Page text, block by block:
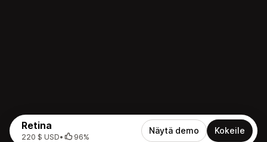
Retina
220 $ USD• 96%
Näytä demo Kokeile